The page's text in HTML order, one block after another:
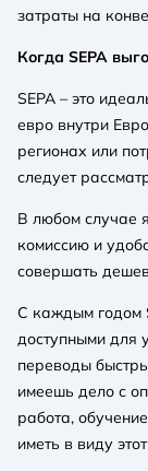
затраты на
Когда SEPA
SEPA – это
евро внутри
регионах или
следует
В любом случае
комиссию и
совершать
С каждым годом
доступными для
переводы
имеешь дело с
работа,
иметь в виду